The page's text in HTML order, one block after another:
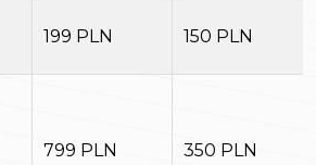
199 PLN 150 PLN
799 PLN 350 PLN